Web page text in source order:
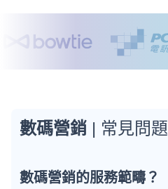
數碼營銷 | 常見問題
數碼營銷的服務範疇？